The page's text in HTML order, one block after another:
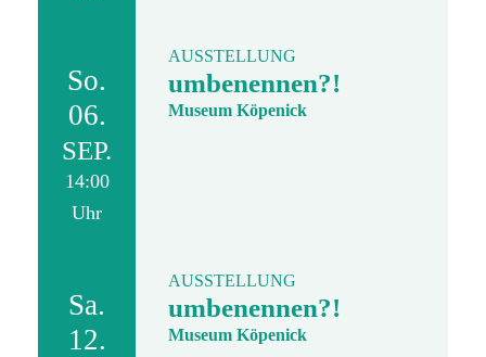
So.
06.
SEP.
14:00
Uhr
AUSSTELLUNG
umbenennen?!
Museum Köpenick
Sa.
12.
AUSSTELLUNG
umbenennen?!
Museum Köpenick